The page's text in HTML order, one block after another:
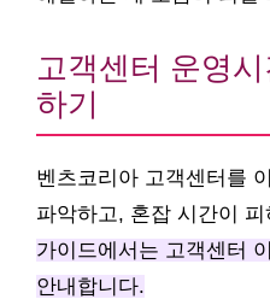
고객센터 운영
하기
벤츠코리아 고객센터를
파악하고, 혼잡 시간이
가이드에서는 고객센터
안내합니다.